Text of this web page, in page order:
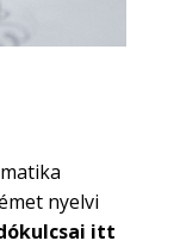
nyelvi
itt